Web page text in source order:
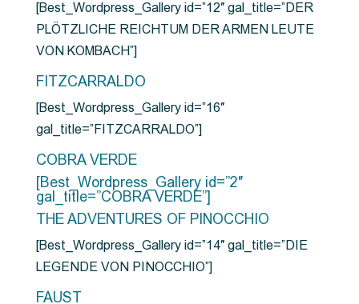
[Best_Wordpress_Gallery id=”12″ gal_title=”DER
PLÖTZLICHE REICHTUM DER ARMEN LEUTE
VON KOMBACH”]
FITZCARRALDO
[Best_Wordpress_Gallery id=”16″
gal_title=”FITZCARRALDO”]
COBRA VERDE
[Best_Wordpress_Gallery id=”2″
gal_title=”COBRA VERDE”]
THE ADVENTURES OF PINOCCHIO
[Best_Wordpress_Gallery id=”14″ gal_title=”DIE
LEGENDE VON PINOCCHIO”]
FAUST